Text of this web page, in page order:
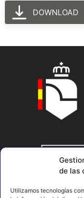
de las
Utilizamos tecnologías
DOWNLOAD